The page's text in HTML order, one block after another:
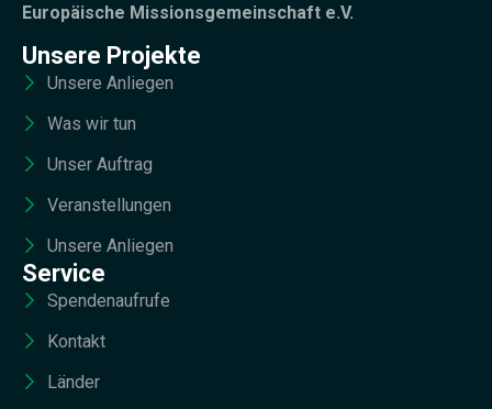
Europäische Missionsgemeinschaft e.V.
Unsere Projekte
Unsere Anliegen
Was wir tun
Unser Auftrag
Veranstellungen
Unsere Anliegen
Service
Spendenaufrufe
Kontakt
Länder